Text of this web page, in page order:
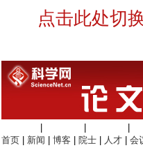
点击此处切
首页
新闻 博客 院士 人才 会